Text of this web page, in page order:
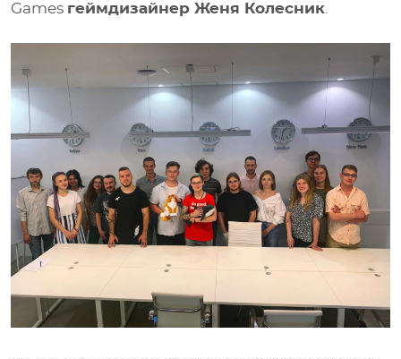
Games геймдизайнер Женя Колесник